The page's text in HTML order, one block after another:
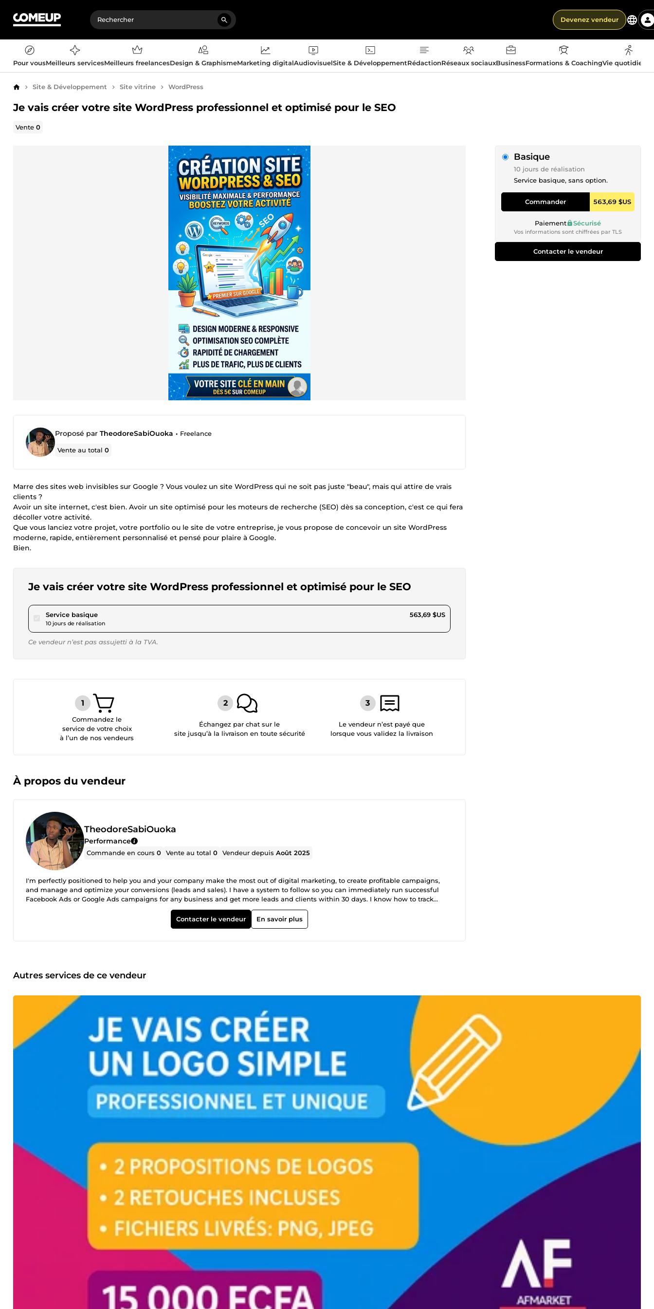
Devenez vendeur
Pour vousMeilleurs servicesMeilleurs freelancesDesign & GraphismeMarketing digitalAudiovisuelSite & DéveloppementRédactionRéseaux sociauxBusinessFormations & CoachingVie
AccueilSite & Développement Site vitrine WordPress
Je vais créer votre site WordPress professionnel et optimisé pour le SEO
Vente0
Proposé par TheodoreSabiOuoka • Freelance
Vente au total0
Marre des sites web invisibles sur Google ? Vous voulez un site WordPress qui ne soit pas juste "beau", mais qui attire de vrais
clients ?
Avoir un site internet, c'est bien. Avoir un site optimisé pour les moteurs de recherche (SEO) dès sa conception, c'est ce qui fera
décoller votre activité.
Que vous lanciez votre projet, votre portfolio ou le site de votre entreprise, je vous propose de concevoir un site WordPress
moderne, rapide, entièrement personnalisé et pensé pour plaire à Google.
Bien.
Je vais créer votre site WordPress professionnel et optimisé pour le SEO
Service basiquepour 519,53 $US
10 jours de réalisation
563,69 $US
Ce vendeur n’est pas assujetti à la TVA.
Basique
10 jours de réalisation
Service basique, sans option.
Commander 563,69 $US
Paiement Sécurisé
Vos informations sont chiffrées par TLS
Contacter le vendeur
Commandez le
service de votre choix
à l’un de nos vendeurs
Échangez par chat sur le
site jusqu’à la livraison en toute sécurité
Le vendeur n’est payé que
lorsque vous validez la livraison
À propos du vendeur
TheodoreSabiOuoka
Performance
Commande en cours0 Vente au total0 Vendeur depuisAoût 2025
I'm perfectly positioned to help you and your company make the most out of digital marketing, to create profitable campaigns,
and manage and optimize your conversions (leads and sales). I have a system to follow so you can immediately run successful
Facebook Ads or Google Ads campaigns for any business and get more leads and clients within 30 days. I know how to track
correctly your conversions using Google Analytics 4 ( GA4 ) or others tools. My expertise and experience will allow you to manage
your budget well, sell your products and services well, all things that contribute to the growth of your business. I am also very
sharp in other social media marketing including Snapchat Ads, Linkedin Ads, Reddit Ads, Twitter Ads, TikTok Ads and others.
natif francophone et donc très bien placé pour vos projets en français ainsi que des expensions vers les pays francophones du
Contacter le vendeur En savoir plus
Autres services de ce vendeur